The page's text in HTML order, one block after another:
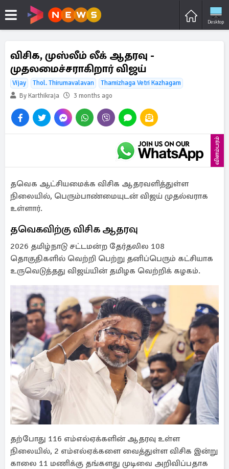
Desktop
விசிக, முஸ்லீம் லீக் ஆதரவு -
முதலமைச்சராகிறார் விஜய்
Vijay Thol. Thirumavalavan
Thamizhaga Vetri Kazhagam
By Karthikraja
3 months ago
விளம்பரம்
தவெக ஆட்சியமைக்க விசிக ஆதரவளித்துள்ள
நிலையில், பெரும்பாண்மையுடன் விஜய் முதல்வராக
உள்ளார்.
தவெகவிற்கு விசிக ஆதரவு
2026 தமிழ்நாடு சட்டமன்ற தேர்தலில 108
தொகுதிகளில் வெற்றி பெற்று தனிப்பெரும் கட்சியாக
உருவெடுத்தது விஜய்யின் தமிழக வெற்றிக் கழகம்.
தற்போது 116 எம்எல்ஏக்களின் ஆதரவு உள்ள
நிலையில், 2 எம்எல்ஏக்களை வைத்துள்ள விசிக இன்று
காலை 11 மணிக்கு தங்களது முடிவை அறிவிப்பதாக